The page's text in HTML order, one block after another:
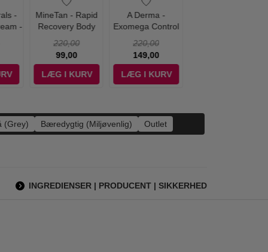
-
-
MineTan - Rapid
Recovery Body
220,00
99,00
LÆG I KURV
A Derma -
Exomega Control
200 ml
220,00
149,00
LÆG I KURV
(Grey) Bæredygtig (Miljøvenlig) Outlet
INGREDIENSER | PRODUCENT | SIKKERHED